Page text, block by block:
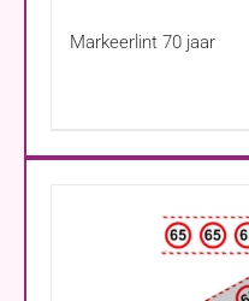
Markeerlint 70 jaar